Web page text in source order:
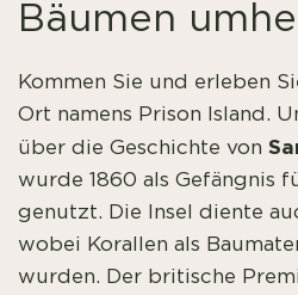
Bäumen
Kommen Sie und erleben
Ort namens Prison Island.
über die Geschichte von
wurde 1860 als Gefängnis
genutzt. Die Insel diente
wobei Korallen als
wurden. Der britische